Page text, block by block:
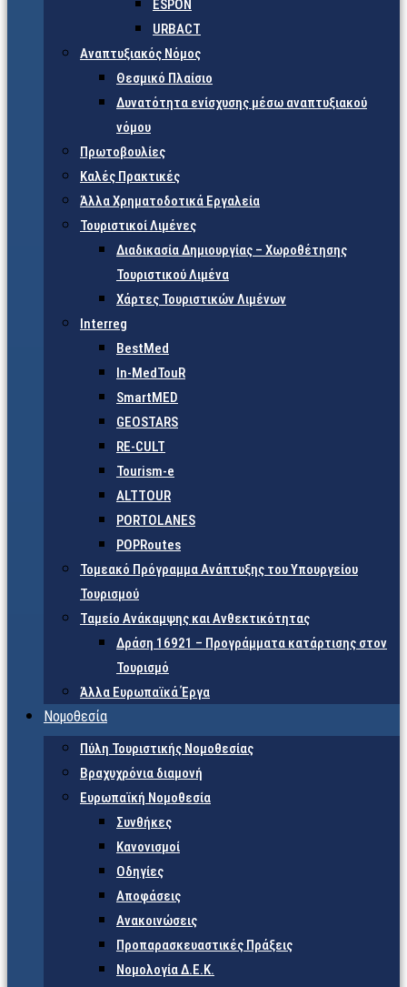
ESPON
URBACT
Αναπτυξιακός Νόμος
Θεσμικό Πλαίσιο
Δυνατότητα ενίσχυσης μέσω αναπτυξιακού
νόμου
Πρωτοβουλίες
Καλές Πρακτικές
Άλλα Χρηματοδοτικά Εργαλεία
Τουριστικοί Λιμένες
Διαδικασία Δημιουργίας – Χωροθέτησης
Τουριστικού Λιμένα
Χάρτες Τουριστικών Λιμένων
Interreg
BestMed
In-MedTouR
SmartMED
GEOSTARS
RE-CULT
Tourism-e
ALTTOUR
PORTOLANES
POPRoutes
Τομεακό Πρόγραμμα Ανάπτυξης του Υπουργείου
Τουρισμού
Ταμείο Ανάκαμψης και Ανθεκτικότητας
Δράση 16921 – Προγράμματα κατάρτισης στον
Τουρισμό
Άλλα Ευρωπαϊκά Έργα
Νομοθεσία
Πύλη Τουριστικής Νομοθεσίας
Βραχυχρόνια διαμονή
Ευρωπαϊκή Νομοθεσία
Συνθήκες
Κανονισμοί
Οδηγίες
Αποφάσεις
Ανακοινώσεις
Προπαρασκευαστικές Πράξεις
Νομολογία Δ.Ε.Κ.